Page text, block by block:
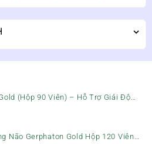
(Hộp 90 Viên) – Hỗ Trợ Giải Độc
Vệ Gan
Não Gerphaton Gold Hộp 120 Viên
Mắt, Chóng Mặt & Rối Loạn Tiền